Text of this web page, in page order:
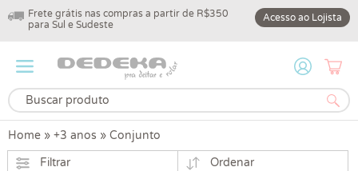
Frete grátis nas compras a partir de R$350
para Sul e Sudeste
10% off na
DEDEKA10
Acesso ao Lojista
Home » +3 anos » Conjunto
Filtrar
Ordenar